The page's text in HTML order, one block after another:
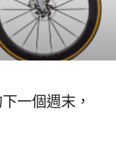
一個週末，